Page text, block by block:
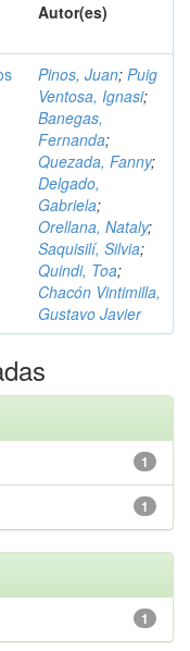
Autor(es)
Pinos, Juan; Puig
Ventosa, Ignasi;
Banegas,
Fernanda;
Quezada, Fanny;
Delgado,
Gabriela;
Orellana, Nataly;
Saquisilí, Silvia;
Quindi, Toa;
Chacón Vintimilla,
Gustavo Javier
1
1
1